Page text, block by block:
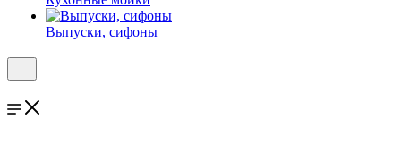
Выпуски, сифоны